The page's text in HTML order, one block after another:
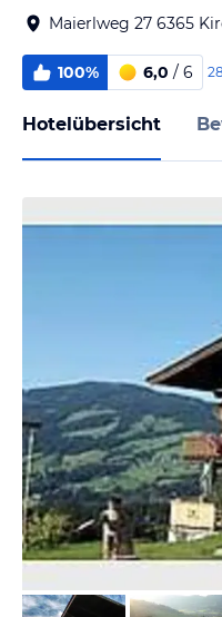
Maierlweg 27 6365
100% 6,0 / 6 28
Hotelübersicht